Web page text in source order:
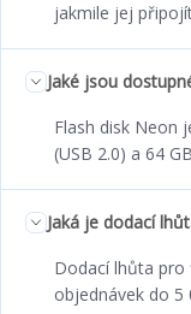
jakmile jej
Jaké jsou
Flash disk Neon
(USB 2.0) a 64
Jaká je dodací
Dodací lhůta pro
objednávek do 5